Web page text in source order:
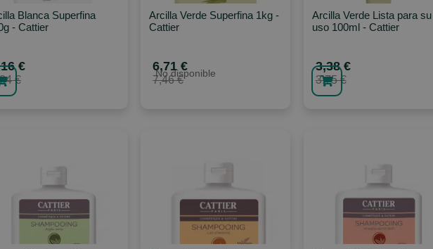
Blanca Superfina
- Cattier
€
€
Arcilla Verde Superfina 1kg -
Cattier
6,71 €
7,46 €
No disponible
Arcilla Verde Lista para su
uso 100ml - Cattier
3,38 €
3,75 €